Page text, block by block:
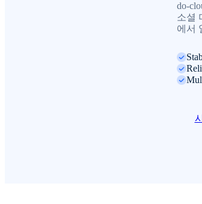
do-
소셜
에서